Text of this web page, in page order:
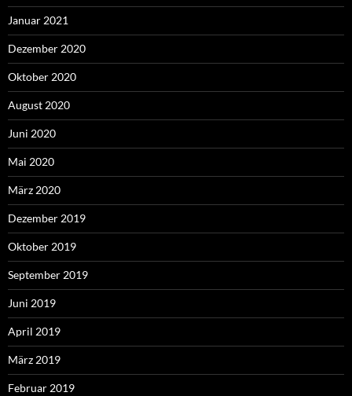
Januar 2021
Dezember 2020
Oktober 2020
August 2020
Juni 2020
Mai 2020
März 2020
Dezember 2019
Oktober 2019
September 2019
Juni 2019
April 2019
März 2019
Februar 2019